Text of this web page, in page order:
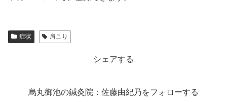
症状 肩こり
シェアする
烏丸御池の鍼灸院：佐藤由紀乃をフォローする